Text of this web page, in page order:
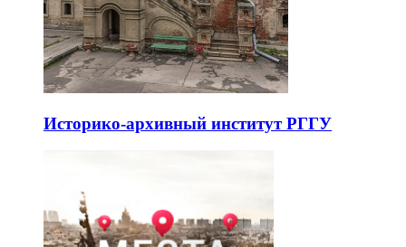
Историко-архивный институт РГГУ